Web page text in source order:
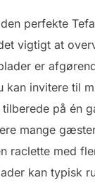
perfekte
vigtigt at
er
kan invitere til
på én
mange
raclette med
kan typisk